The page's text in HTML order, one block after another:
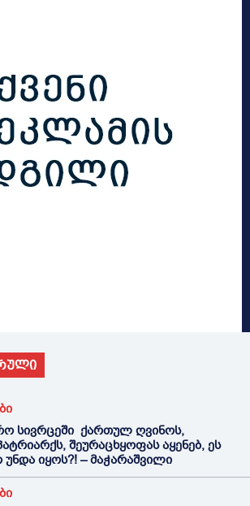
სივრცეში ქართულ ღვინოს,
შეურაცხყოფას აყენებ, ეს
იყოს?! – მაჭარაშვილი